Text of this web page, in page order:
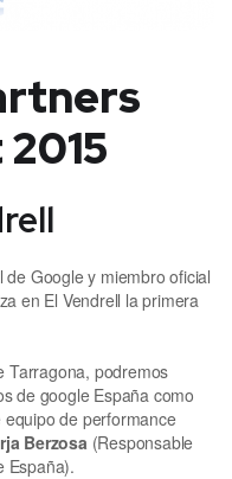
Google y miembro oficial
en El Vendrell la primera
Tarragona, podremos
de google España como
equipo de performance
Berzosa (Responsable
España).